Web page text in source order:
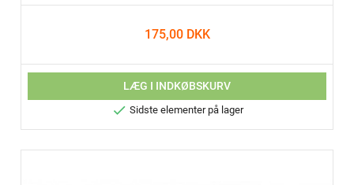
175,00 DKK
LÆG I INDKØBSKURV
 Sidste elementer på lager